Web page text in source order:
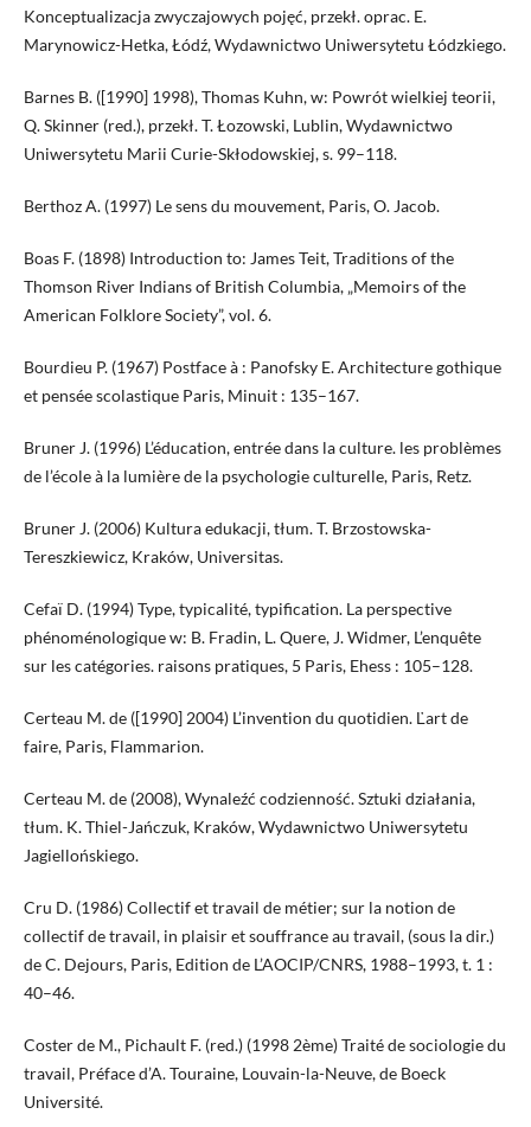
Konceptualizacja zwyczajowych pojęć, przekł. oprac. E.
Marynowicz-Hetka, Łódź, Wydawnictwo Uniwersytetu Łódzkiego.
Barnes B. ([1990] 1998), Thomas Kuhn, w: Powrót wielkiej teorii,
Q. Skinner (red.), przekł. T. Łozowski, Lublin, Wydawnictwo
Uniwersytetu Marii Curie-Skłodowskiej, s. 99–118.
Berthoz A. (1997) Le sens du mouvement, Paris, O. Jacob.
Boas F. (1898) Introduction to: James Teit, Traditions of the
Thomson River Indians of British Columbia, „Memoirs of the
American Folklore Society”, vol. 6.
Bourdieu P. (1967) Postface à : Panofsky E. Architecture gothique
et pensée scolastique Paris, Minuit : 135–167.
Bruner J. (1996) L’éducation, entrée dans la culture. les problèmes
de l’école à la lumière de la psychologie culturelle, Paris, Retz.
Bruner J. (2006) Kultura edukacji, tłum. T. Brzostowska-
Tereszkiewicz, Kraków, Universitas.
Cefaï D. (1994) Type, typicalité, typification. La perspective
phénoménologique w: B. Fradin, L. Quere, J. Widmer, L’enquête
sur les catégories. raisons pratiques, 5 Paris, Ehess : 105–128.
Certeau M. de ([1990] 2004) L’invention du quotidien. Ľart de
faire, Paris, Flammarion.
Certeau M. de (2008), Wynaleźć codzienność. Sztuki działania,
tłum. K. Thiel-Jańczuk, Kraków, Wydawnictwo Uniwersytetu
Jagiellońskiego.
Cru D. (1986) Collectif et travail de métier; sur la notion de
collectif de travail, in plaisir et souffrance au travail, (sous la dir.)
de C. Dejours, Paris, Edition de L’AOCIP/CNRS, 1988–1993, t. 1 :
40–46.
Coster de M., Pichault F. (red.) (1998 2ème) Traité de sociologie du
travail, Préface d’A. Touraine, Louvain-la-Neuve, de Boeck
Université.